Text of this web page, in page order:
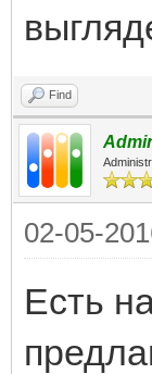
Find
02-05-
Есть